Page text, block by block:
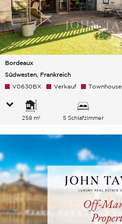
Bordeaux
Südwesten, Frankreich
V0630BX Verkauf Townhouse
258 m² 5 Schlafzimmer